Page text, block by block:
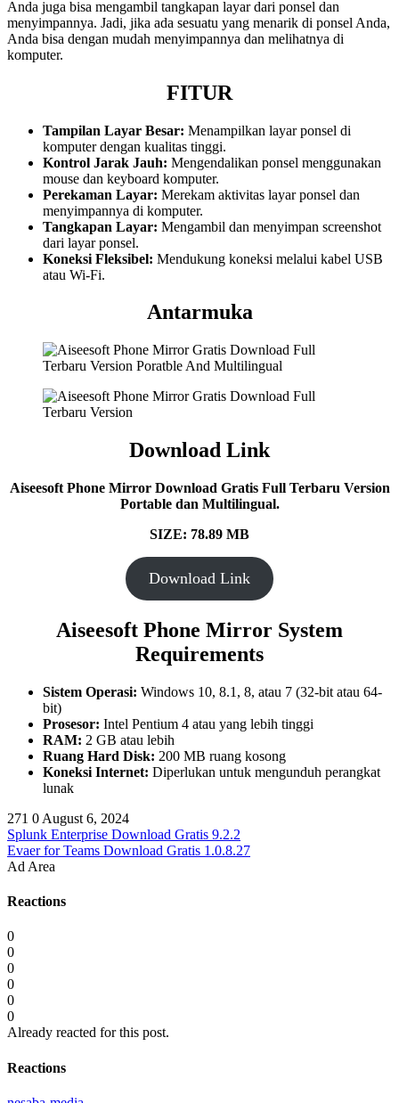
Anda juga bisa mengambil tangkapan layar dari ponsel dan
menyimpannya. Jadi, jika ada sesuatu yang menarik di ponsel Anda,
Anda bisa dengan mudah menyimpannya dan melihatnya di
komputer.
FITUR
Tampilan Layar Besar: Menampilkan layar ponsel di
komputer dengan kualitas tinggi.
Kontrol Jarak Jauh: Mengendalikan ponsel menggunakan
mouse dan keyboard komputer.
Perekaman Layar: Merekam aktivitas layar ponsel dan
menyimpannya di komputer.
Tangkapan Layar: Mengambil dan menyimpan screenshot
dari layar ponsel.
Koneksi Fleksibel: Mendukung koneksi melalui kabel USB
atau Wi-Fi.
Antarmuka
Download Link
Aiseesoft Phone Mirror Download Gratis Full Terbaru Version
Portable dan Multilingual.
SIZE: 78.89 MB
Download Link
Aiseesoft Phone Mirror System
Requirements
Sistem Operasi: Windows 10, 8.1, 8, atau 7 (32-bit atau 64-
bit)
Prosesor: Intel Pentium 4 atau yang lebih tinggi
RAM: 2 GB atau lebih
Ruang Hard Disk: 200 MB ruang kosong
Koneksi Internet: Diperlukan untuk mengunduh perangkat
lunak
271 0 August 6, 2024
Splunk Enterprise Download Gratis 9.2.2
Evaer for Teams Download Gratis 1.0.8.27
Ad Area
Reactions
0
0
0
0
0
0
Already reacted for this post.
Reactions